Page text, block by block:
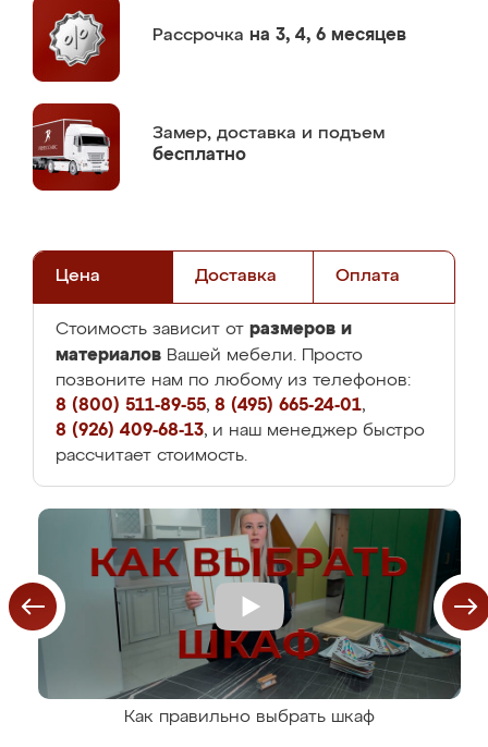
Рассрочка на 3, 4, 6 месяцев
Замер, доставка и подъем
бесплатно
Цена Доставка Оплата
Стоимость зависит от размеров и
материалов Вашей мебели. Просто
позвоните нам по любому из телефонов:
8 (800) 511-89-55, 8 (495) 665-24-01,
8 (926) 409-68-13, и наш менеджер быстро
рассчитает стоимость.
Как правильно выбрать шкаф